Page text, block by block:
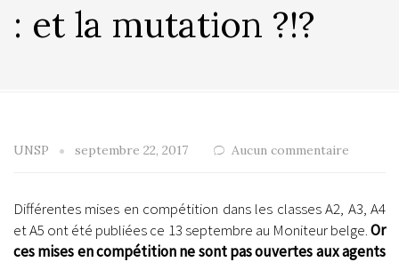
: et la mutation ?!?
UNSP septembre 22, 2017 Aucun commentaire
Différentes mises en compétition dans les classes A2, A3, A4
et A5 ont été publiées ce 13 septembre au Moniteur belge.Or
ces mises en compétition ne sont pas ouvertes aux agents